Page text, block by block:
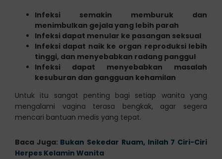
Infeksi semakin memburuk dan
menimbulkan gejala yang lebih parah
Infeksi dapat menular ke pasangan seksual
Infeksi dapat naik ke organ reproduksi lebih
tinggi, dan menyebabkan radang panggul
Infeksi dapat menyebabkan masalah
kesuburan dan gangguan kehamilan
Untuk itu sangat penting bagi setiap wanita yang
mengalami vagina terasa bengkak, agar segera
mencari bantuan medis yang tepat.
Baca Juga: Bukan Sekedar Ruam, Inilah 7 Ciri-Ciri
Herpes Kelamin Wanita